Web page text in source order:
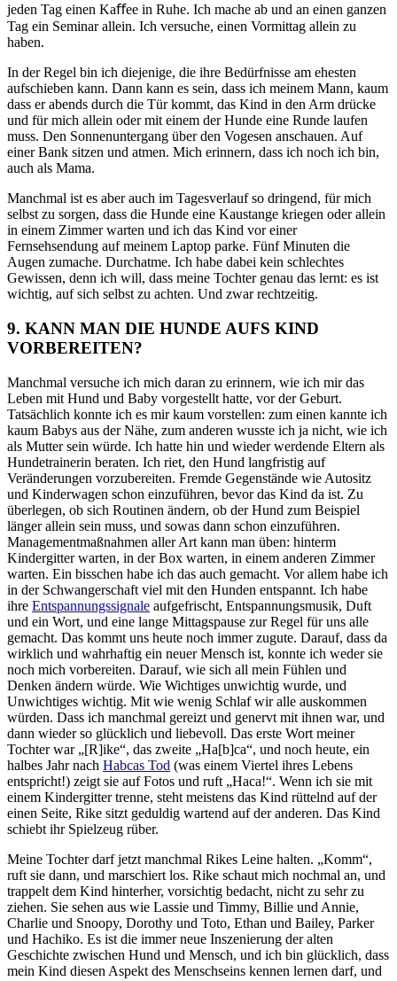
jeden Tag einen Kaﬀee in Ruhe. Ich mache ab und an einen ganzen
Tag ein Seminar allein. Ich versuche, einen Vormittag allein zu
haben.
In der Regel bin ich diejenige, die ihre Bedürfnisse am ehesten
aufschieben kann. Dann kann es sein, dass ich meinem Mann, kaum
dass er abends durch die Tür kommt, das Kind in den Arm drücke
und für mich allein oder mit einem der Hunde eine Runde laufen
muss. Den Sonnenuntergang über den Vogesen anschauen. Auf
einer Bank sitzen und atmen. Mich erinnern, dass ich noch ich bin,
auch als Mama.
Manchmal ist es aber auch im Tagesverlauf so dringend, für mich
selbst zu sorgen, dass die Hunde eine Kaustange kriegen oder allein
in einem Zimmer warten und ich das Kind vor einer
Fernsehsendung auf meinem Laptop parke. Fünf Minuten die
Augen zumache. Durchatme. Ich habe dabei kein schlechtes
Gewissen, denn ich will, dass meine Tochter genau das lernt: es ist
wichtig, auf sich selbst zu achten. Und zwar rechtzeitig.
9. KANN MAN DIE HUNDE AUFS KIND
VORBEREITEN?
Manchmal versuche ich mich daran zu erinnern, wie ich mir das
Leben mit Hund und Baby vorgestellt hatte, vor der Geburt.
Tatsächlich konnte ich es mir kaum vorstellen: zum einen kannte ich
kaum Babys aus der Nähe, zum anderen wusste ich ja nicht, wie ich
als Mutter sein würde. Ich hatte hin und wieder werdende Eltern als
Hundetrainerin beraten. Ich riet, den Hund langfristig auf
Veränderungen vorzubereiten. Fremde Gegenstände wie Autositz
und Kinderwagen schon einzuführen, bevor das Kind da ist. Zu
überlegen, ob sich Routinen ändern, ob der Hund zum Beispiel
länger allein sein muss, und sowas dann schon einzuführen.
Managementmaßnahmen aller Art kann man üben: hinterm
Kindergitter warten, in der Box warten, in einem anderen Zimmer
warten. Ein bisschen habe ich das auch gemacht. Vor allem habe ich
in der Schwangerschaft viel mit den Hunden entspannt. Ich habe
ihre Entspannungssignale aufgefrischt, Entspannungsmusik, Duft
und ein Wort, und eine lange Mittagspause zur Regel für uns alle
gemacht. Das kommt uns heute noch immer zugute. Darauf, dass da
wirklich und wahrhaftig ein neuer Mensch ist, konnte ich weder sie
noch mich vorbereiten. Darauf, wie sich all mein Fühlen und
Denken ändern würde. Wie Wichtiges unwichtig wurde, und
Unwichtiges wichtig. Mit wie wenig Schlaf wir alle auskommen
würden. Dass ich manchmal gereizt und genervt mit ihnen war, und
dann wieder so glücklich und liebevoll. Das erste Wort meiner
Tochter war „[R]ike“, das zweite „Ha[b]ca“, und noch heute, ein
halbes Jahr nach Habcas Tod (was einem Viertel ihres Lebens
entspricht!) zeigt sie auf Fotos und ruft „Haca!“. Wenn ich sie mit
einem Kindergitter trenne, steht meistens das Kind rüttelnd auf der
einen Seite, Rike sitzt geduldig wartend auf der anderen. Das Kind
schiebt ihr Spielzeug rüber.
Meine Tochter darf jetzt manchmal Rikes Leine halten. „Komm“,
ruft sie dann, und marschiert los. Rike schaut mich nochmal an, und
trappelt dem Kind hinterher, vorsichtig bedacht, nicht zu sehr zu
ziehen. Sie sehen aus wie Lassie und Timmy, Billie und Annie,
Charlie und Snoopy, Dorothy und Toto, Ethan und Bailey, Parker
und Hachiko. Es ist die immer neue Inszenierung der alten
Geschichte zwischen Hund und Mensch, und ich bin glücklich, dass
mein Kind diesen Aspekt des Menschseins kennen lernen darf, und